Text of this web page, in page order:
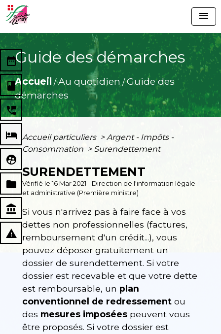
menu
Guide des démarches
Accueil /Au quotidien /Guide des
démarches
date_range
book
perm_phone_msg
local_hotel
supervised_user_circle
folder
account_balance
report_problem
Accueil particuliers > Argent - Impôts -
Consommation > Surendettement
SURENDETTEMENT
Vérifié le 16 Mar 2021 - Direction de l'information légale
et administrative (Première ministre)
Si vous n'arrivez pas à faire face à vos
dettes non professionnelles (factures,
remboursement d'un crédit...), vous
pouvez déposer gratuitement un
dossier de surendettement. Si votre
dossier est recevable et que votre dette
est remboursable, un plan
conventionnel de redressement ou
des mesures imposées peuvent vous
être proposés. Si votre dossier est